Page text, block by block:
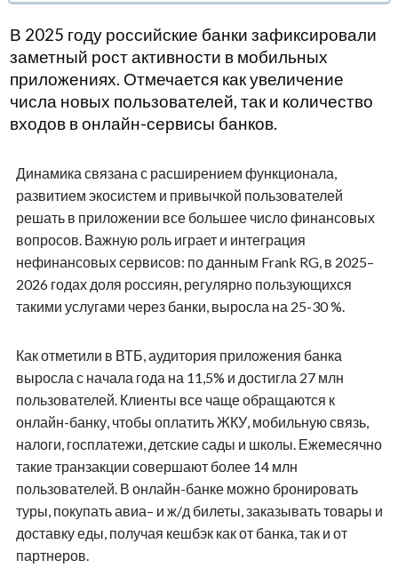
В 2025 году российские банки зафиксировали
заметный рост активности в мобильных
приложениях. Отмечается как увеличение
числа новых пользователей, так и количество
входов в онлайн-сервисы банков.
Динамика связана с расширением функционала,
развитием экосистем и привычкой пользователей
решать в приложении все большее число финансовых
вопросов. Важную роль играет и интеграция
нефинансовых сервисов: по данным Frank RG, в 2025–
2026 годах доля россиян, регулярно пользующихся
такими услугами через банки, выросла на 25-30 %.
Как отметили в ВТБ, аудитория приложения банка
выросла с начала года на 11,5% и достигла 27 млн
пользователей. Клиенты все чаще обращаются к
онлайн-банку, чтобы оплатить ЖКУ, мобильную связь,
налоги, госплатежи, детские сады и школы. Ежемесячно
такие транзакции совершают более 14 млн
пользователей. В онлайн-банке можно бронировать
туры, покупать авиа– и ж/д билеты, заказывать товары и
доставку еды, получая кешбэк как от банка, так и от
партнеров.